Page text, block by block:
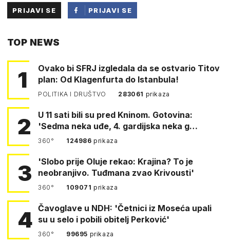
PRIJAVI SE
PRIJAVI SE
TOP NEWS
1
Ovako bi SFRJ izgledala da se ostvario Titov
plan: Od Klagenfurta do Istanbula!
POLITIKA I DRUŠTVO 283061 prikaza
2
U 11 sati bili su pred Kninom. Gotovina:
'Sedma neka uđe, 4. gardijska neka g…
360° 124986prikaza
3
'Slobo prije Oluje rekao: Krajina? To je
neobranjivo. Tuđmana zvao Krivousti'
360° 109071prikaza
4 Čavoglave u NDH: 'Četnici iz Moseća upali
su u selo i pobili obitelj Perković'
360° 99695 prikaza